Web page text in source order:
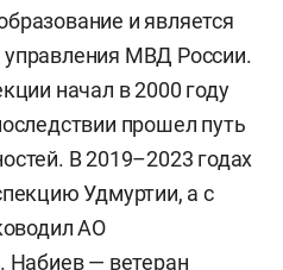
и является
МВД России.
начал в 2000 году
прошел путь
В 2019–2023 годах
Удмуртии, а с
АО
Набиев — ветеран